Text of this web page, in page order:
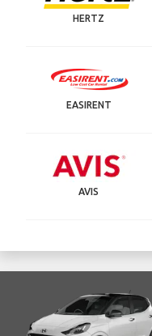
HERTZ
EASIRENT
AVIS